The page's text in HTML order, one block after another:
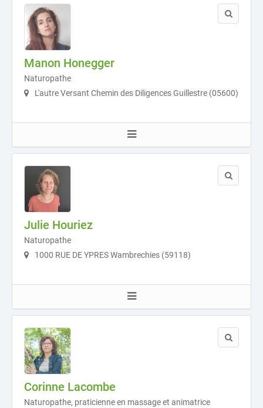
Manon Honegger
Naturopathe
L'autre Versant Chemin des Diligences Guillestre (05600)
Julie Houriez
Naturopathe
1000 RUE DE YPRES Wambrechies (59118)
Corinne Lacombe
Naturopathe, praticienne en massage et animatrice